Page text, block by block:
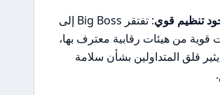
تنظيم قوي
: تفتقر Big Boss إلى
قوية من هيئات رقابية معترف بها،
قلق المتداولين بشأن سلامة